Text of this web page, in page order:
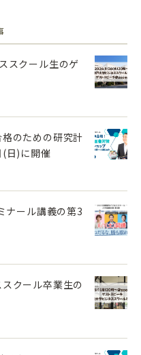
スクール生のゲ
のための研究計
日)に開催
ナール講義の第3
クール卒業生の